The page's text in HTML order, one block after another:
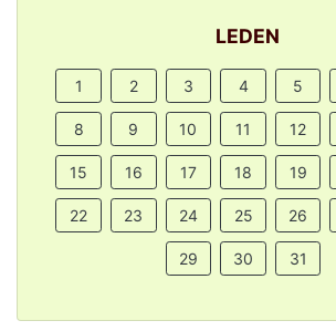
LEDEN
1 2 3 4 5
8 9 10 11 12
15 16 17 18 19
22 23 24 25 26
29 30 31